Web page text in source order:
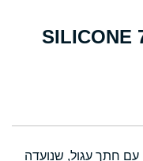
150.00×2.50
עם חתך עגול, שנועדה